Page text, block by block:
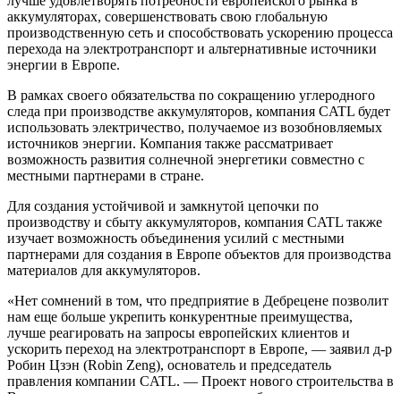
аккумуляторах, совершенствовать свою глобальную
производственную сеть и способствовать ускорению процесса
перехода на электротранспорт и альтернативные источники
энергии в Европе.
В рамках своего обязательства по сокращению углеродного
следа при производстве аккумуляторов, компания CATL будет
использовать электричество, получаемое из возобновляемых
источников энергии. Компания также рассматривает
возможность развития солнечной энергетики совместно с
местными партнерами в стране.
Для создания устойчивой и замкнутой цепочки по
производству и сбыту аккумуляторов, компания CATL также
изучает возможность объединения усилий с местными
партнерами для создания в Европе объектов для производства
материалов для аккумуляторов.
«Нет сомнений в том, что предприятие в Дебрецене позволит
нам еще больше укрепить конкурентные преимущества,
лучше реагировать на запросы европейских клиентов и
ускорить переход на электротранспорт в Европе, — заявил д-р
Робин Цзэн (Robin Zeng), основатель и председатель
правления компании CATL. — Проект нового строительства в